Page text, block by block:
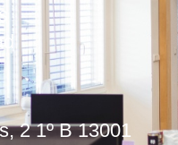
2 1º B 13001